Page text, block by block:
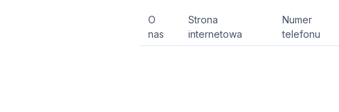
O
nas
Strona
internetowa
Numer
telefonu